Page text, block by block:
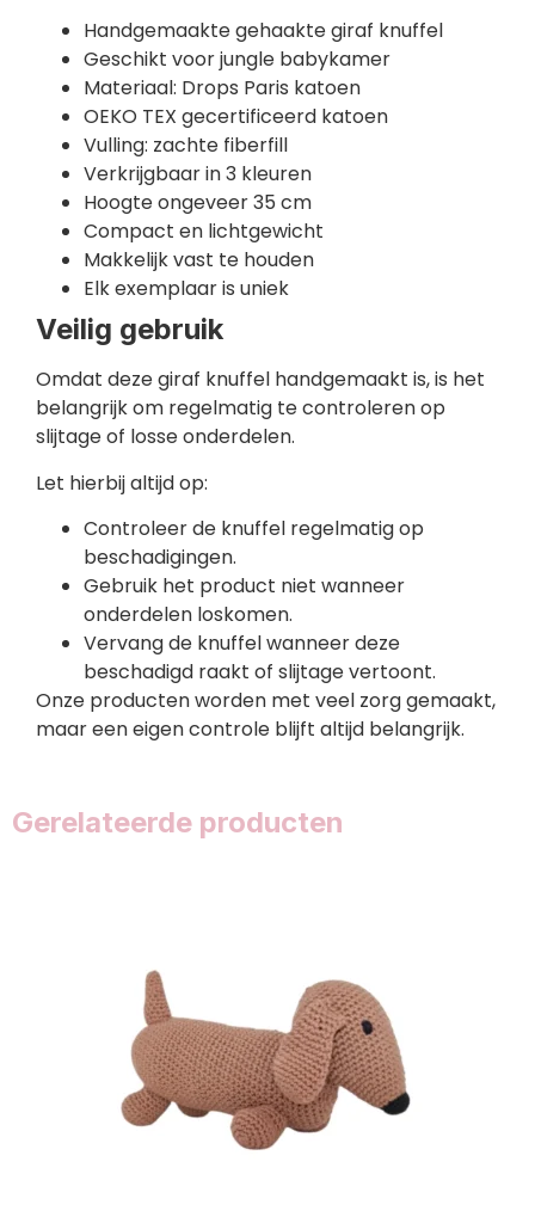
Handgemaakte gehaakte giraf knuffel
Geschikt voor jungle babykamer
Materiaal: Drops Paris katoen
OEKO TEX gecertificeerd katoen
Vulling: zachte fiberfill
Verkrijgbaar in 3 kleuren
Hoogte ongeveer 35 cm
Compact en lichtgewicht
Makkelijk vast te houden
Elk exemplaar is uniek
Veilig gebruik
Omdat deze giraf knuffel handgemaakt is, is het
belangrijk om regelmatig te controleren op
slijtage of losse onderdelen.
Let hierbij altijd op:
Controleer de knuffel regelmatig op
beschadigingen.
Gebruik het product niet wanneer
onderdelen loskomen.
Vervang de knuffel wanneer deze
beschadigd raakt of slijtage vertoont.
Onze producten worden met veel zorg gemaakt,
maar een eigen controle blijft altijd belangrijk.
Gerelateerde producten